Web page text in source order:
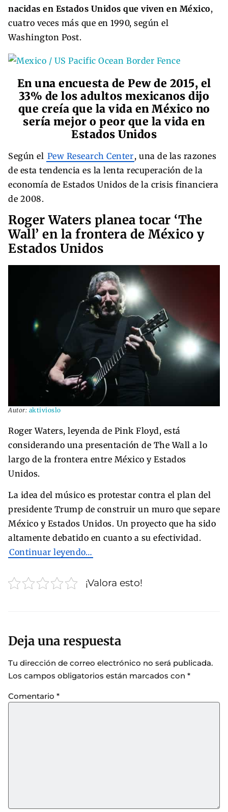
nacidas en Estados Unidos que viven en México,
cuatro veces más que en 1990, según el
Washington Post.
En una encuesta de Pew de 2015, el
33% de los adultos mexicanos dijo
que creía que la vida en México no
sería mejor o peor que la vida en
Estados Unidos
Según el Pew Research Center, una de las razones
de esta tendencia es la lenta recuperación de la
economía de Estados Unidos de la crisis financiera
de 2008.
Roger Waters planea tocar ‘The
Wall’ en la frontera de México y
Estados Unidos
Autor: aktivioslo
Roger Waters, leyenda de Pink Floyd, está
considerando una presentación de The Wall a lo
largo de la frontera entre México y Estados
Unidos.
La idea del músico es protestar contra el plan del
presidente Trump de construir un muro que separe
México y Estados Unidos. Un proyecto que ha sido
altamente debatido en cuanto a su efectividad.
Continuar leyendo…
¡Valora esto!
Deja una respuesta
Tu dirección de correo electrónico no será publicada.
Los campos obligatorios están marcados con *
Comentario *